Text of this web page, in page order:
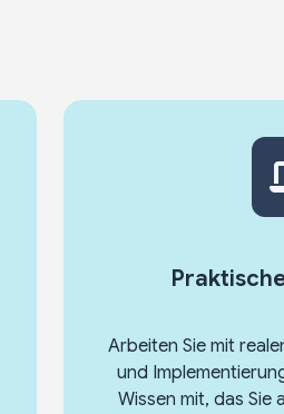
Arbeiten Sie mit
und
Wissen mit, das Sie